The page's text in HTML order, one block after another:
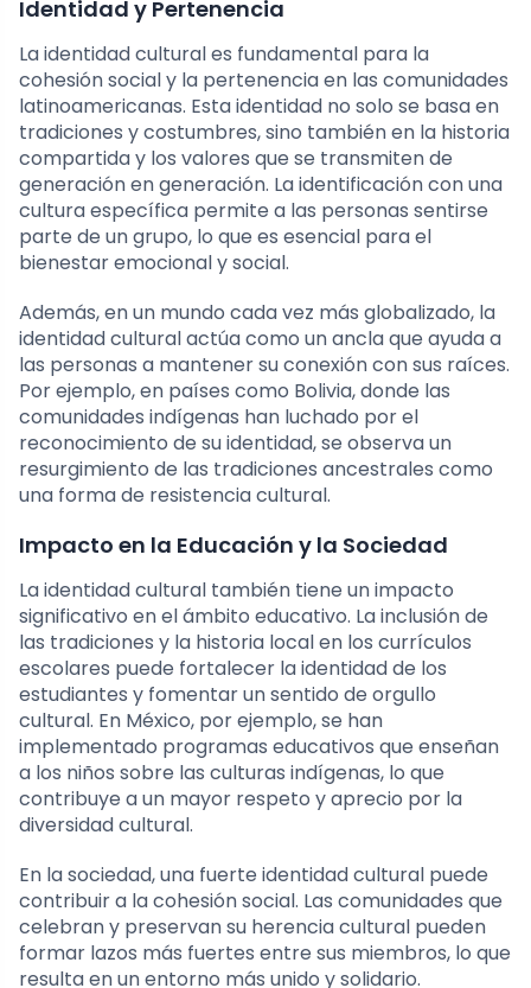
Identidad y Pertenencia
La identidad cultural es fundamental para la
cohesión social y la pertenencia en las comunidades
latinoamericanas. Esta identidad no solo se basa en
tradiciones y costumbres, sino también en la historia
compartida y los valores que se transmiten de
generación en generación. La identificación con una
cultura específica permite a las personas sentirse
parte de un grupo, lo que es esencial para el
bienestar emocional y social.
Además, en un mundo cada vez más globalizado, la
identidad cultural actúa como un ancla que ayuda a
las personas a mantener su conexión con sus raíces.
Por ejemplo, en países como Bolivia, donde las
comunidades indígenas han luchado por el
reconocimiento de su identidad, se observa un
resurgimiento de las tradiciones ancestrales como
una forma de resistencia cultural.
Impacto en la Educación y la Sociedad
La identidad cultural también tiene un impacto
significativo en el ámbito educativo. La inclusión de
las tradiciones y la historia local en los currículos
escolares puede fortalecer la identidad de los
estudiantes y fomentar un sentido de orgullo
cultural. En México, por ejemplo, se han
implementado programas educativos que enseñan
a los niños sobre las culturas indígenas, lo que
contribuye a un mayor respeto y aprecio por la
diversidad cultural.
En la sociedad, una fuerte identidad cultural puede
contribuir a la cohesión social. Las comunidades que
celebran y preservan su herencia cultural pueden
formar lazos más fuertes entre sus miembros, lo que
resulta en un entorno más unido y solidario.